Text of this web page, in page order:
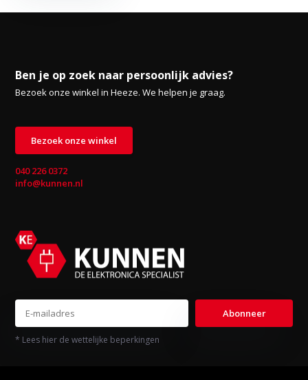
Ben je op zoek naar persoonlijk advies?
Bezoek onze winkel in Heeze. We helpen je graag.
Bezoek onze winkel
040 226 0372
info@kunnen.nl
Abonneer
* Lees hier de wettelijke beperkingen